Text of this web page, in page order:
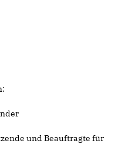
und Beauftragte für